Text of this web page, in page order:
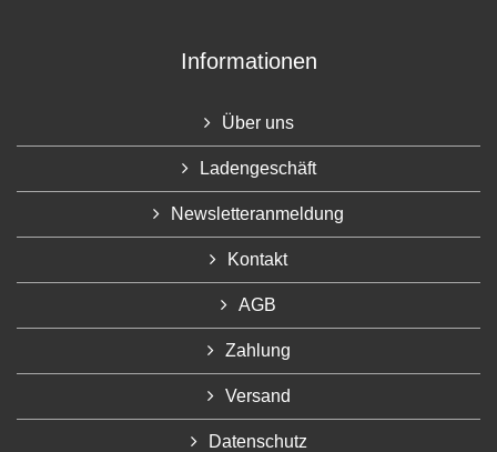
Informationen
Über uns
Ladengeschäft
Newsletteranmeldung
Kontakt
AGB
Zahlung
Versand
Datenschutz